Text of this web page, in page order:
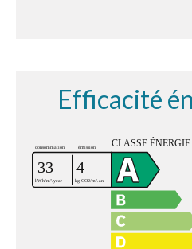
Efficacité